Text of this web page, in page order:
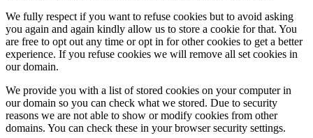
We fully respect if you want to refuse cookies but to avoid asking
you again and again kindly allow us to store a cookie for that. You
are free to opt out any time or opt in for other cookies to get a better
experience. If you refuse cookies we will remove all set cookies in
our domain.
We provide you with a list of stored cookies on your computer in
our domain so you can check what we stored. Due to security
reasons we are not able to show or modify cookies from other
domains. You can check these in your browser security settings.